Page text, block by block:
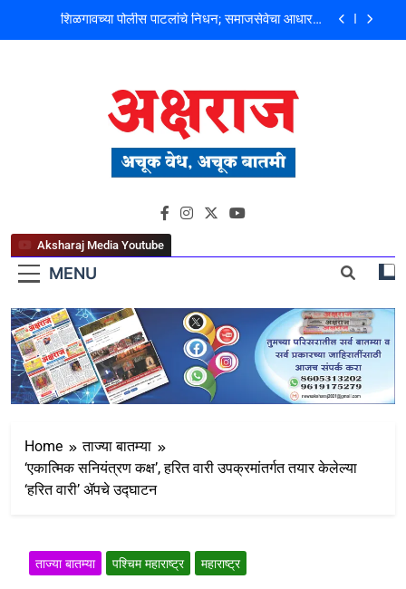
शिळगावच्या पोलीस पाटलांचे निधन; समाजसेवेचा आधारवड
फ्लॅट विक्रीतील २.६४ कोटींच्या अपहाराचा आरोप; बांधकाम
व्यावसायिक दाम्पत्यावर गुन्हा
मोशी कचरा डेपो दुर्घटना ! तत्कालीन कार्यकारी अभियंता हरविंदर
सिंग बंसल यांच्या चौकशीची मागणी
शिळगावच्या पोलीस पाटलांचे निधन; समाजसेवेचा आधारवड
अक्षराज न्यूज पोर्टल
MENU
Aksharaj Media Youtube
Home
ताज्या बातम्या
‘एकात्मिक सनियंत्रण कक्ष’, हरित वारी उपक्रमांतर्गत तयार केलेल्या
‘हरित वारी’ ॲपचे उद्घाटन
ताज्या बातम्या पश्चिम महाराष्ट्र महाराष्ट्र